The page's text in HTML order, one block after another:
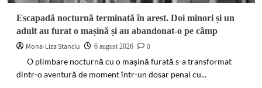
în
localitatea
Valea
Escapadă nocturnă terminată în arest. Doi minori și un
adult au furat o mașină și au abandonat-o pe câmp
Mona-Liza Stanciu
6 august 2026
0
O plimbare nocturnă cu o mașină furată s-a transformat
dintr-o aventură de moment într-un dosar penal cu...